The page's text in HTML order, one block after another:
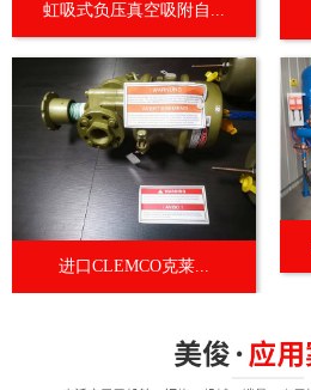
虹吸式负压真空吸附自...
进口CLEMCO克莱...